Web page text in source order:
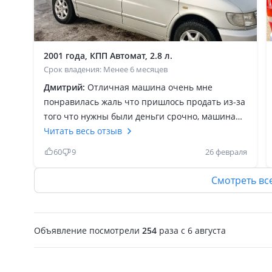
2001 года, КПП Автомат, 2.8 л.
Срок владения: Менее 6 месяцев
Дмитрий: Отличная машина очень мне
понравилась жаль что пришлось продать из-за
того что нужны были деньги срочно, машина
очень комфортная и удобная внутри у меня
были удобные столики складные все работало в
общем отличный аппарат, это машина в сто
раз лучше других минивэнов таких как Т 4 и
обслуживании на много дешевле хотя люди
думают наоборот, так что если вам нужен
Читать весь отзыв
60 9 26 февраля
Смотреть
Объявление посмотрели 254 раза c 6 августа